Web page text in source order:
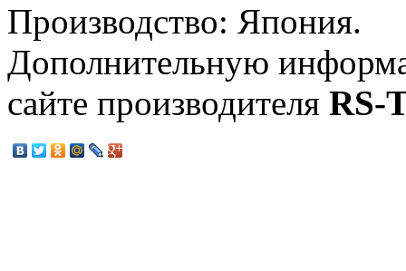
Производство: Япония.
Дополнительную
сайте производителя RS-